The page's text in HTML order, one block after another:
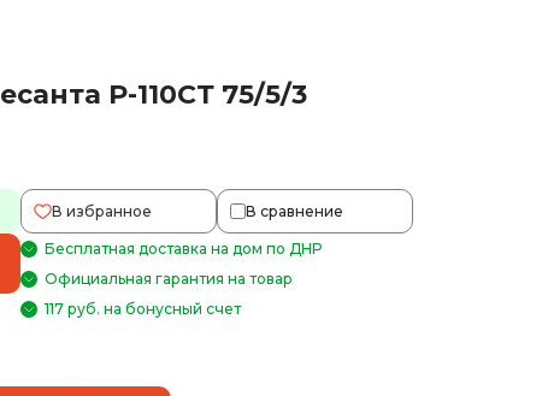
Р-110СТ 75/5/3
В избранное В сравнение
Бесплатная доставка на дом по ДНР
Официальная гарантия на товар
117 руб. на бонусный счет